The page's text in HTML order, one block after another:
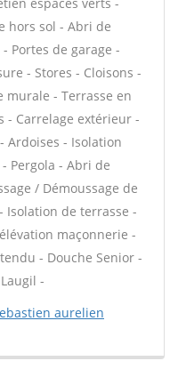
hors sol - Abri de
Portes de garage -
- Stores - Cloisons -
murale - Terrasse en
- Carrelage extérieur -
Ardoises - Isolation
Pergola - Abri de
/ Démoussage de
Isolation de terrasse -
maçonnerie -
- Douche Senior -
-
aurelien